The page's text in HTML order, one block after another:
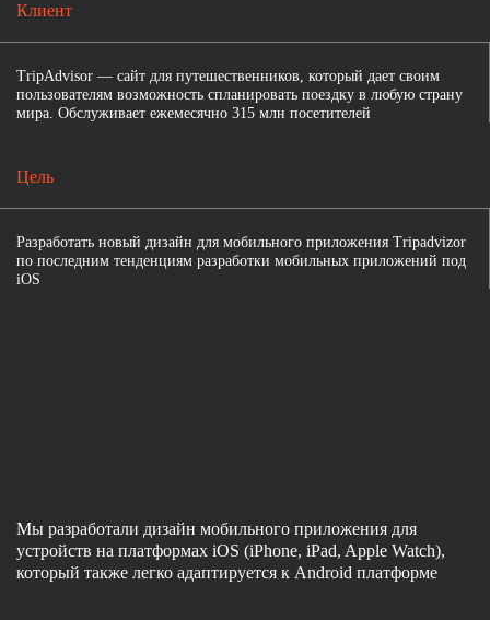
Клиент
TripAdvisor — сайт для путешественников, который дает своим
пользователям возможность спланировать поездку в любую страну
мира. Обслуживает ежемесячно 315 млн посетителей
Цель
Разработать новый дизайн для мобильного приложения Tripadvizor
по последним тенденциям разработки мобильных приложений под
iOS
Мы разработали дизайн мобильного приложения для
устройств на платформах iOS (iPhone, iPad, Apple Watch),
который также легко адаптируется к Android платформе